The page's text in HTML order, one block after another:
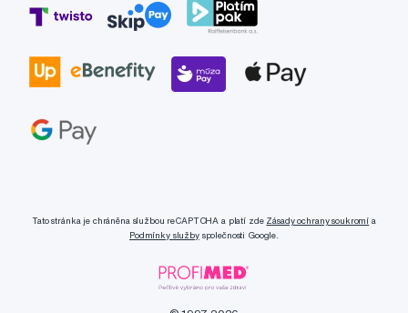
Tato stránka je chráněna službou reCAPTCHA a platí zde Zásady ochrany soukromí a
Podmínky službyspolečnosti Google.